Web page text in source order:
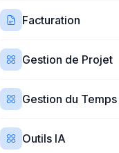
Facturation
Gestion de Projet
Gestion du Temps
Outils IA